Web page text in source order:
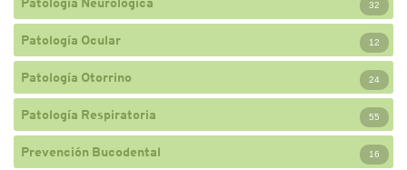
32
Patología Ocular 12
Patología Otorrino 24
Patología Respiratoria 55
Prevención Bucodental 16